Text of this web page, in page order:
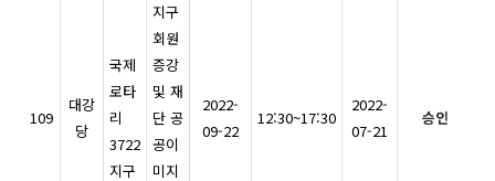
109
대강
당
국제
로타
리
3722
지구
지구
회원
증강
및 재
단 공
공이
미지
2022-
09-22
12:30~17:30
2022-
07-21
승인